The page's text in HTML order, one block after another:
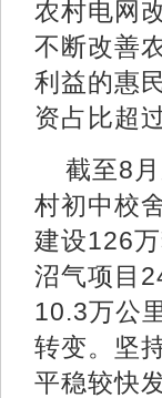
农村电网
不断改善
利益的惠
资占比超
截至8
村初中校
建设126
沼气项目
10.3万公
转变。坚
平稳较快